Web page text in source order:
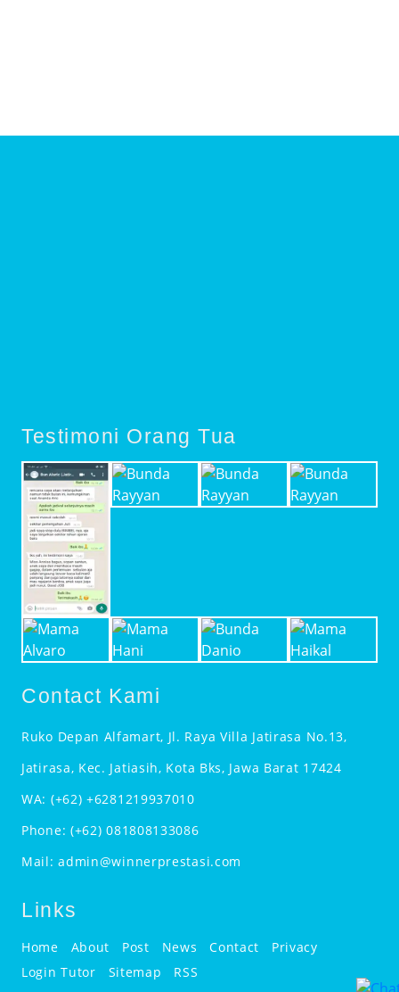
Testimoni Orang Tua
Contact Kami
Ruko Depan Alfamart, Jl. Raya Villa Jatirasa No.13,
Jatirasa, Kec. Jatiasih, Kota Bks, Jawa Barat 17424
WA: (+62) +6281219937010
Phone: (+62) 081808133086
Mail:admin@winnerprestasi.com
Links
Home About Post News Contact
Privacy
Login Tutor
Sitemap RSS